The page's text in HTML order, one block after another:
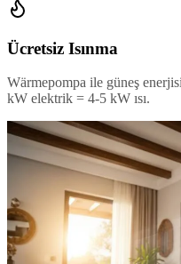
Ücretsiz Isınma
Wärmepompa ile güneş
kW elektrik = 4-5 kW ısı.